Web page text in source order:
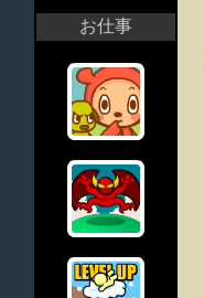
お仕事